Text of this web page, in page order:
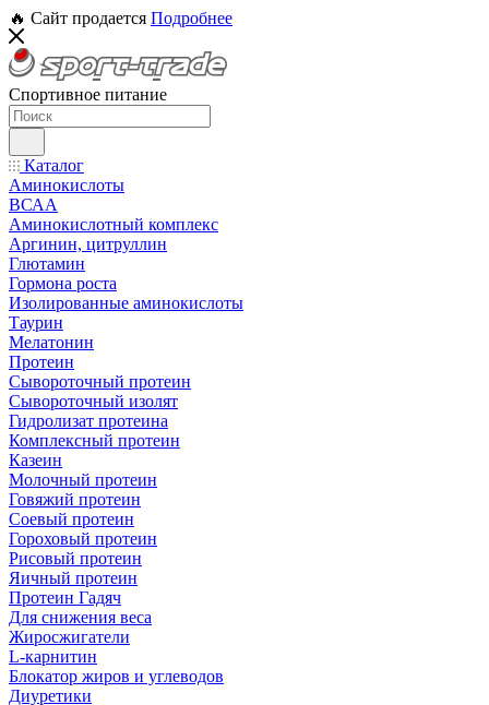
🔥 Сайт продается Подробнее
Спортивное питание
Каталог
Аминокислоты
ВСАА
Аминокислотный комплекс
Аргинин, цитруллин
Глютамин
Гормона роста
Изолированные аминокислоты
Таурин
Мелатонин
Протеин
Сывороточный протеин
Сывороточный изолят
Гидролизат протеина
Комплексный протеин
Казеин
Молочный протеин
Говяжий протеин
Соевый протеин
Гороховый протеин
Рисовый протеин
Яичный протеин
Протеин Гадяч
Для снижения веса
Жиросжигатели
L-карнитин
Блокатор жиров и углеводов
Диуретики